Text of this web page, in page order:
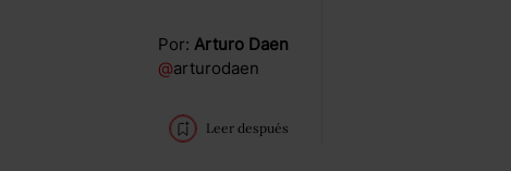
Por: Arturo Daen
@arturodaen
Leer después